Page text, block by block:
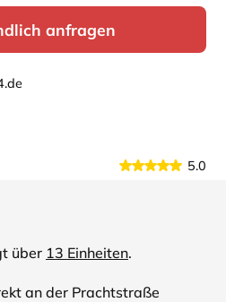
anfragen
5.0
über 13 Einheiten.
an der Prachtstraße